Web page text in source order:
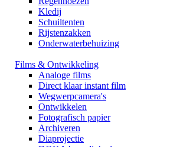
Kledij
Schuiltenten
Rijstenzakken
Onderwaterbehuizing
Films & Ontwikkeling
Analoge films
Direct klaar instant film
Wegwerpcamera's
Ontwikkelen
Fotografisch papier
Archiveren
Diaprojectie